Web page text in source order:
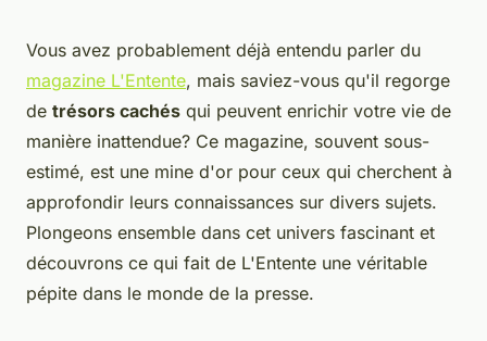
Vous avez probablement déjà entendu parler du
magazine L'Entente, mais saviez-vous qu'il regorge
de trésors cachés qui peuvent enrichir votre vie de
manière inattendue? Ce magazine, souvent sous-
estimé, est une mine d'or pour ceux qui cherchent à
approfondir leurs connaissances sur divers sujets.
Plongeons ensemble dans cet univers fascinant et
découvrons ce qui fait de L'Entente une véritable
pépite dans le monde de la presse.